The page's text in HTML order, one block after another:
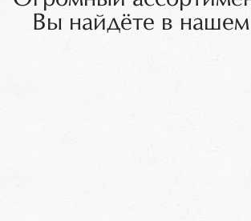
Вы найдёте в нашем